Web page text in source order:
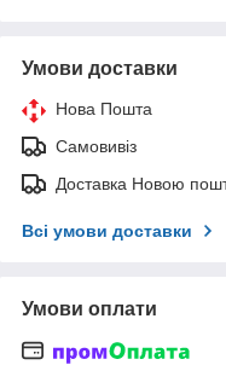
Умови доставки
Нова Пошта
Самовивіз
Доставка Новою
Всі умови доставки
Умови оплати